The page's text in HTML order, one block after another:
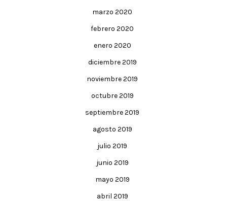
marzo 2020
febrero 2020
enero 2020
diciembre 2019
noviembre 2019
octubre 2019
septiembre 2019
agosto 2019
julio 2019
junio 2019
mayo 2019
abril 2019